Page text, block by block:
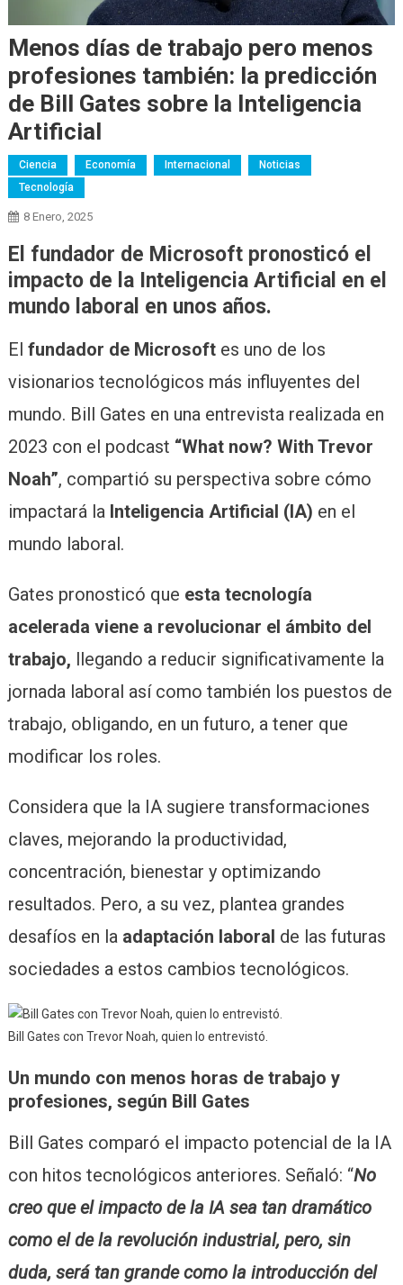
Menos días de trabajo pero menos
profesiones también: la predicción
de Bill Gates sobre la Inteligencia
Artificial
Ciencia Economía Internacional
Noticias
Tecnología
8 Enero, 2025
El fundador de Microsoft pronosticó el
impacto de la Inteligencia Artificial en el
mundo laboral en unos años.
El fundador de Microsoftes uno de los
visionarios tecnológicos más influyentes del
mundo. Bill Gates en una entrevista realizada en
2023 con el podcast “What now? With Trevor
Noah”, compartió su perspectiva sobre cómo
impactará la Inteligencia Artificial (IA) en el
mundo laboral.
Gates pronosticó que esta tecnología
acelerada viene a revolucionar el ámbito del
trabajo, llegando a reducir significativamente la
jornada laboral así como también los puestos de
trabajo, obligando, en un futuro, a tener que
modificar los roles.
Considera que la IA sugiere transformaciones
claves, mejorando la productividad,
concentración, bienestar y optimizando
resultados. Pero, a su vez, plantea grandes
desafíos en la adaptación laboral de las futuras
sociedades a estos cambios tecnológicos.
Bill Gates con Trevor Noah, quien lo entrevistó.
Un mundo con menos horas de trabajo y
profesiones, según Bill Gates
Bill Gates comparó el impacto potencial de la IA
con hitos tecnológicos anteriores. Señaló: “No
creo que el impacto de la IA sea tan dramático
como el de la revolución industrial, pero, sin
duda, será tan grande como la introducción del